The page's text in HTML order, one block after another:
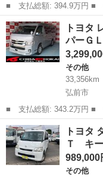
■ 支払総額: 394.9万円 ■ 車両本体価格： 3,730,000 円 ■ メーカ
ー名： トヨタ ■ 車種名
ラックカラーパッケージ
ランダー...
青森 青森市 その他
トヨタ
パーＧ
その他
33,356km
弘前市
■ 支払総額: 343.2万円 ■ 車両本体価格： 3,299,000 円 ■ メーカ
ー名： トヨタ ■ 車種名
名： ロングワイドスー
ド...
青森 弘前市 その他
トヨタ
Ｔ キ
989,000
その他